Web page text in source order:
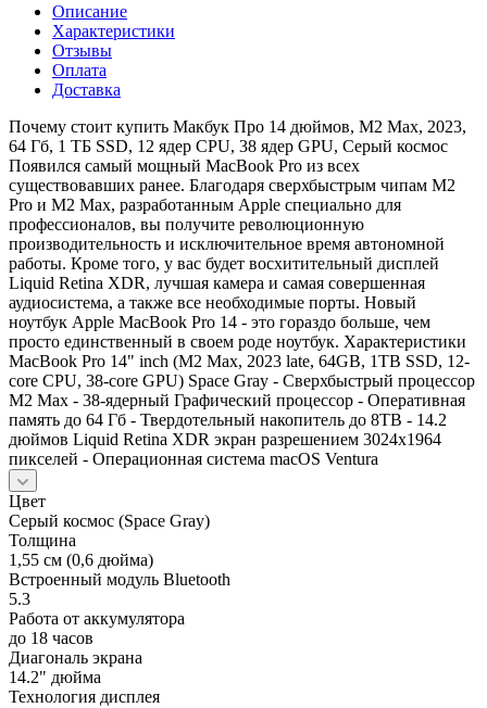
Описание
Характеристики
Отзывы
Оплата
Доставка
Почему стоит купить Макбук Про 14 дюймов, М2 Max, 2023,
64 Гб, 1 ТБ SSD, 12 ядер CPU, 38 ядер GPU, Серый космос
Появился самый мощный MacBook Pro из всех
существовавших ранее. Благодаря сверхбыстрым чипам M2
Pro и M2 Max, разработанным Apple специально для
профессионалов, вы получите революционную
производительность и исключительное время автономной
работы. Кроме того, у вас будет восхитительный дисплей
Liquid Retina XDR, лучшая камера и самая совершенная
аудиосистема, а также все необходимые порты. Новый
ноутбук Apple MacBook Pro 14 - это гораздо больше, чем
просто единственный в своем роде ноутбук. Характеристики
MacBook Pro 14" inch (M2 Мах, 2023 late, 64GB, 1TB SSD, 12-
core CPU, 38-core GPU) Space Gray - Сверхбыстрый процессор
М2 Max - 38-ядерный Графический процессор - Оперативная
память до 64 Гб - Твердотельный накопитель до 8TB - 14.2
дюймов Liquid Retina XDR экран разрешением 3024x1964
пикселей - Операционная система macOS Ventura
Цвет
Серый космос (Space Gray)
Толщина
1,55 см (0,6 дюйма)
Встроенный модуль Bluetooth
5.3
Работа от аккумулятора
до 18 часов
Диагональ экрана
14.2" дюйма
Технология дисплея